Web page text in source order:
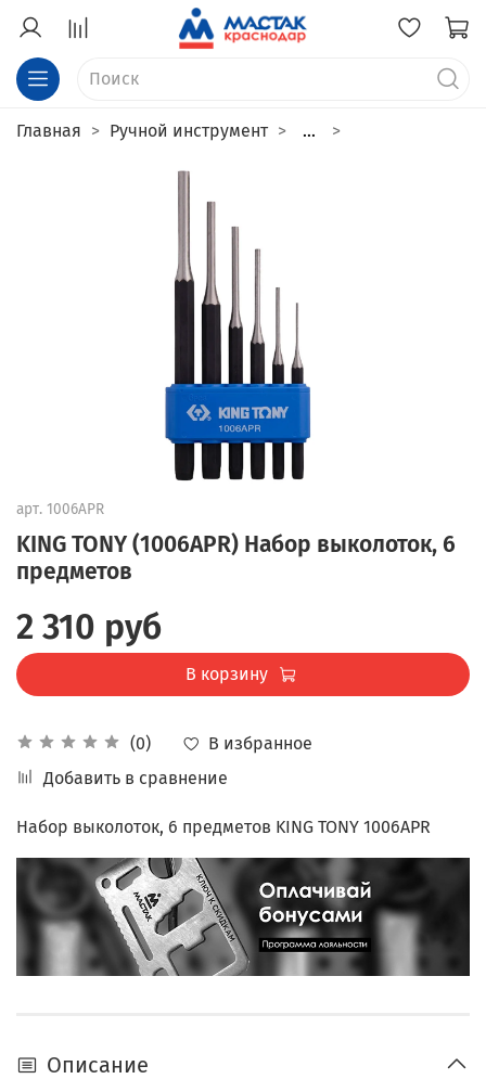
Главная Ручной инструмент ...
арт. 1006APR
KING TONY (1006APR) Набор выколоток, 6
предметов
(0)
В избранное
Добавить в сравнение
2 310 руб
В корзину
Набор выколоток, 6 предметов KING TONY 1006APR
Описание